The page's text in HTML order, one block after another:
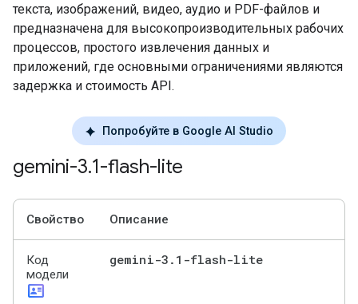
текста, изображений, видео, аудио и PDF-файлов и
предназначена для высокопроизводительных рабочих
процессов, простого извлечения данных и
приложений, где основными ограничениями являются
задержка и стоимость API.
Попробуйте в Google AI Studio
gemini-3.1-flash-lite
Свойство Описание
Код
модели
id_card
gemini-3 . 1-flash-lite